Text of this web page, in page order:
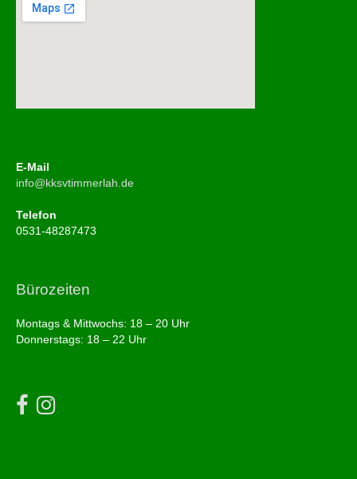
E-Mail
info@kksvtimmerlah.de
Telefon
0531-48287473
Bürozeiten
Montags & Mittwochs: 18 – 20 Uhr
Donnerstags: 18 – 22 Uhr